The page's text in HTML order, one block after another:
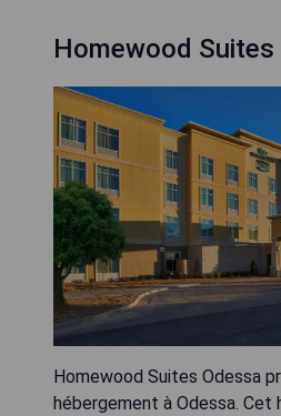
Homewood Suites
Homewood Suites Odessa
hébergement à Odessa.